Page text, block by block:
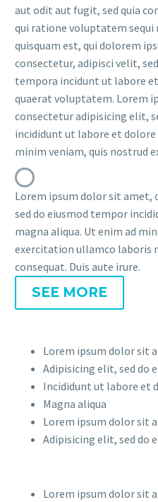
aut odit aut fugit, sed quia
qui ratione voluptatem sequi
quisquam est, qui dolorem
consectetur, adipisci velit,
tempora incidunt ut labore
quaerat voluptatem. Lorem
consectetur adipisicing elit,
incididunt ut labore et dolore
minim veniam, quis nostrud
Lorem ipsum dolor sit amet,
sed do eiusmod tempor
magna aliqua. Ut enim ad
exercitation ullamco laboris
consequat. Duis aute irure.
SEE MORE
Lorem ipsum dolor sit
Adipisicing elit, sed do
Incididunt ut labore et
Magna aliqua
Lorem ipsum dolor sit
Adipisicing elit, sed do
Lorem ipsum dolor sit